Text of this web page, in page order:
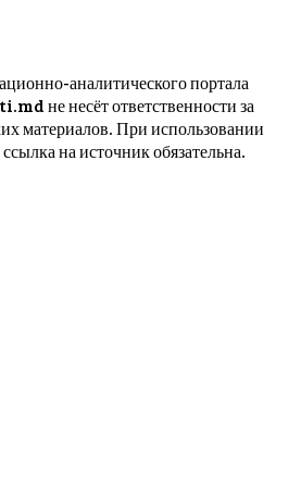
аналитического портала
не несёт ответственности за
материалов. При использовании
на источник обязательна.